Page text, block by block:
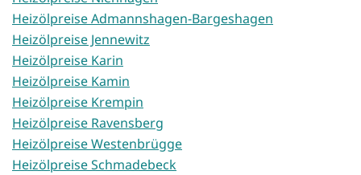
Heizölpreise Admannshagen-Bargeshagen
Heizölpreise Jennewitz
Heizölpreise Karin
Heizölpreise Kamin
Heizölpreise Krempin
Heizölpreise Ravensberg
Heizölpreise Westenbrügge
Heizölpreise Schmadebeck